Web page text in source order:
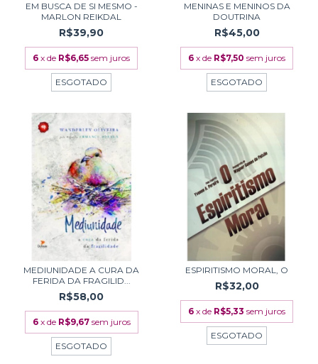
EM BUSCA DE SI MESMO -
MARLON REIKDAL
R$39,90
6 x de R$6,65 sem juros
ESGOTADO
MENINAS E MENINOS DA
DOUTRINA
R$45,00
6 x de R$7,50 sem juros
ESGOTADO
MEDIUNIDADE A CURA DA
FERIDA DA FRAGILID...
R$58,00
6 x de R$9,67 sem juros
ESGOTADO
ESPIRITISMO MORAL, O
R$32,00
6 x de R$5,33 sem juros
ESGOTADO